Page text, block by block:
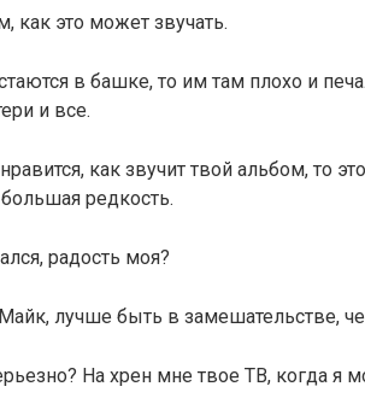
как это может звучать.
в башке, то им там плохо и
и все.
как звучит твой альбом, то
редкость.
радость моя?
лучше быть в замешательстве,
На хрен мне твое ТВ, когда я